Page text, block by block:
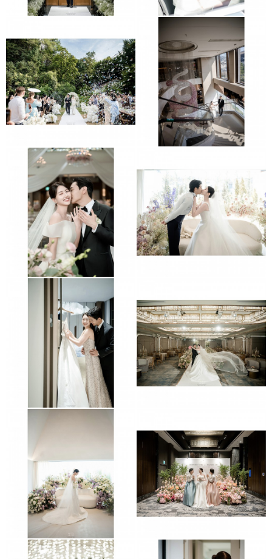
보넬리가든 동대문 JW매리어트호텔
더링크호텔 메종디탈리
신도림더세인트 르비르모어
메종디탈리 JW동대문매리어트